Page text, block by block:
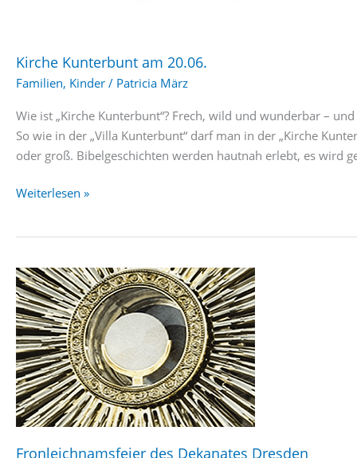
Kirche Kunterbunt am 20.06.
Familien, Kinder / Patricia März
Wie ist „Kirche Kunterbunt“? Frech, wild und wunderbar –
So wie in der „Villa Kunterbunt“ darf man in der „Kirche
oder groß. Bibelgeschichten werden hautnah erlebt, es wird
Kirche
Weiterlesen »
Fronleichnamsfeier des Dekanates Dresden